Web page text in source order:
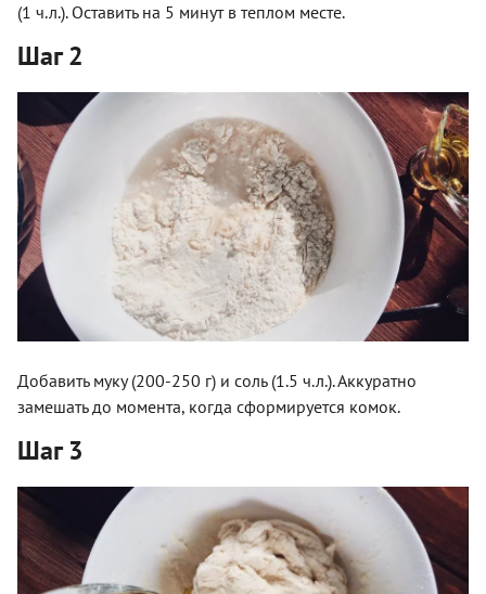
(1 ч.л.). Оставить на 5 минут в теплом месте.
Шаг 2
Добавить муку (200-250 г) и соль (1.5 ч.л.). Аккуратно
замешать до момента, когда сформируется комок.
Шаг 3